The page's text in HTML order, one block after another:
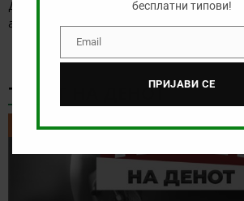
Денес нема голема понуда за
анализираме дуелот од бразилското
ТИКЕТ НА ДЕНОТ
ТИКЕТ НА ДЕНОТ
бесплатни типови!
EmailEmail
ПРИЈАВИ СЕ